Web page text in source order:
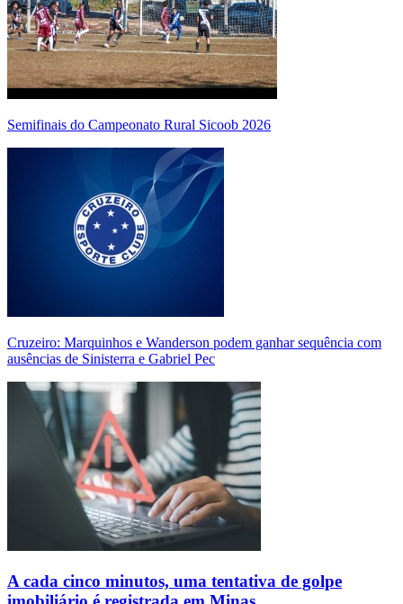
Semifinais do Campeonato Rural Sicoob 2026
Cruzeiro: Marquinhos e Wanderson podem ganhar sequência com
ausências de Sinisterra e Gabriel Pec
A cada cinco minutos, uma tentativa de golpe